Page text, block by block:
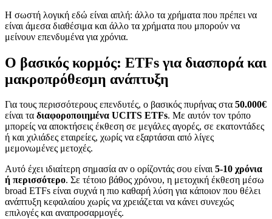
Η σωστή λογική εδώ είναι απλή: άλλο τα χρήματα που πρέπει να
είναι άμεσα διαθέσιμα και άλλο τα χρήματα που μπορούν να
μείνουν επενδυμένα για χρόνια.
Ο βασικός κορμός: ETFs για διασπορά και
μακροπρόθεσμη ανάπτυξη
Για τους περισσότερους επενδυτές, ο βασικός πυρήνας στα 50.000€
είναι τα διαφοροποιημένα UCITS ETFs. Με αυτόν τον τρόπο
μπορείς να αποκτήσεις έκθεση σε μεγάλες αγορές, σε εκατοντάδες
ή και χιλιάδες εταιρείες, χωρίς να εξαρτάσαι από λίγες
μεμονωμένες μετοχές.
Αυτό έχει ιδιαίτερη σημασία αν ο ορίζοντάς σου είναι5-10 χρόνια
ή περισσότερο. Σε τέτοιο βάθος χρόνου, η μετοχική έκθεση μέσω
broad ETFs είναι συχνά η πιο καθαρή λύση για κάποιον που θέλει
ανάπτυξη κεφαλαίου χωρίς να χρειάζεται να κάνει συνεχώς
επιλογές και αναπροσαρμογές.